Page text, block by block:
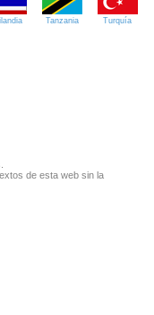
Tanzania Turquía
de esta web sin la